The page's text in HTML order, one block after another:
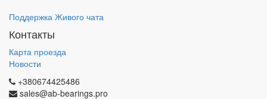
Поддержка Живого чата
Контакты
Карта проезда
Новости
+380674425486
sales@ab-bearings.pro